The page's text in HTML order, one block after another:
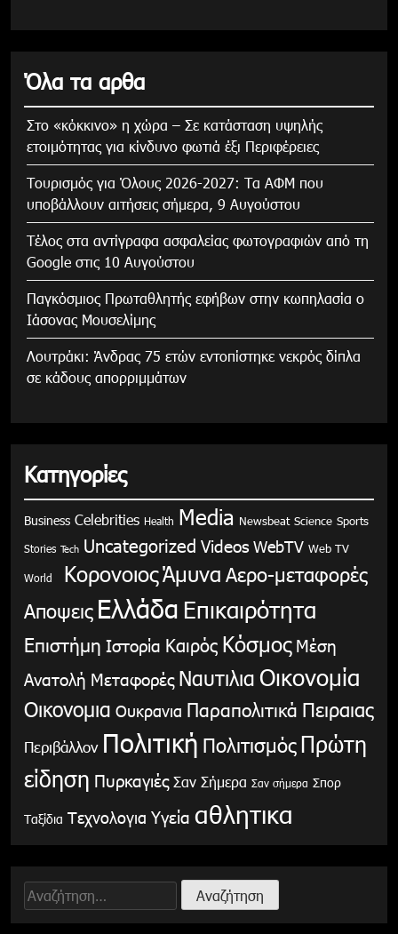
Όλα τα αρθα
Στο «κόκκινο» η χώρα – Σε κατάσταση υψηλής
ετοιμότητας για κίνδυνο φωτιά έξι Περιφέρειες
Τουρισμός για Όλους 2026-2027: Τα ΑΦΜ που
υποβάλλουν αιτήσεις σήμερα, 9 Αυγούστου
Τέλος στα αντίγραφα ασφαλείας φωτογραφιών από τη
Google στις 10 Αυγούστου
Παγκόσμιος Πρωταθλητής εφήβων στην κωπηλασία ο
Ιάσονας Μουσελίμης
Λουτράκι: Άνδρας 75 ετών εντοπίστηκε νεκρός δίπλα
σε κάδους απορριμμάτων
Κατηγορίες
Business Celebrities Health Media Newsbeat Science Sports
Stories Tech Uncategorized Videos WebTV Web TV
World ΚορονοιοςΆμυνα Αερο-μεταφορές
Αποψεις Ελλάδα Επικαιρότητα
Επιστήμη Ιστορία Καιρός Κόσμος Μέση
Ανατολή Μεταφορές Ναυτιλια Οικονομία
Οικονομια Ουκρανια Παραπολιτικά Πειραιας
Περιβάλλον Πολιτική Πολιτισμός Πρώτη
είδηση Πυρκαγιές Σαν Σήμερα Σαν σήμερα Σπορ
Ταξίδια Τεχνολογια Υγεία αθλητικα
Αναζήτηση
για: